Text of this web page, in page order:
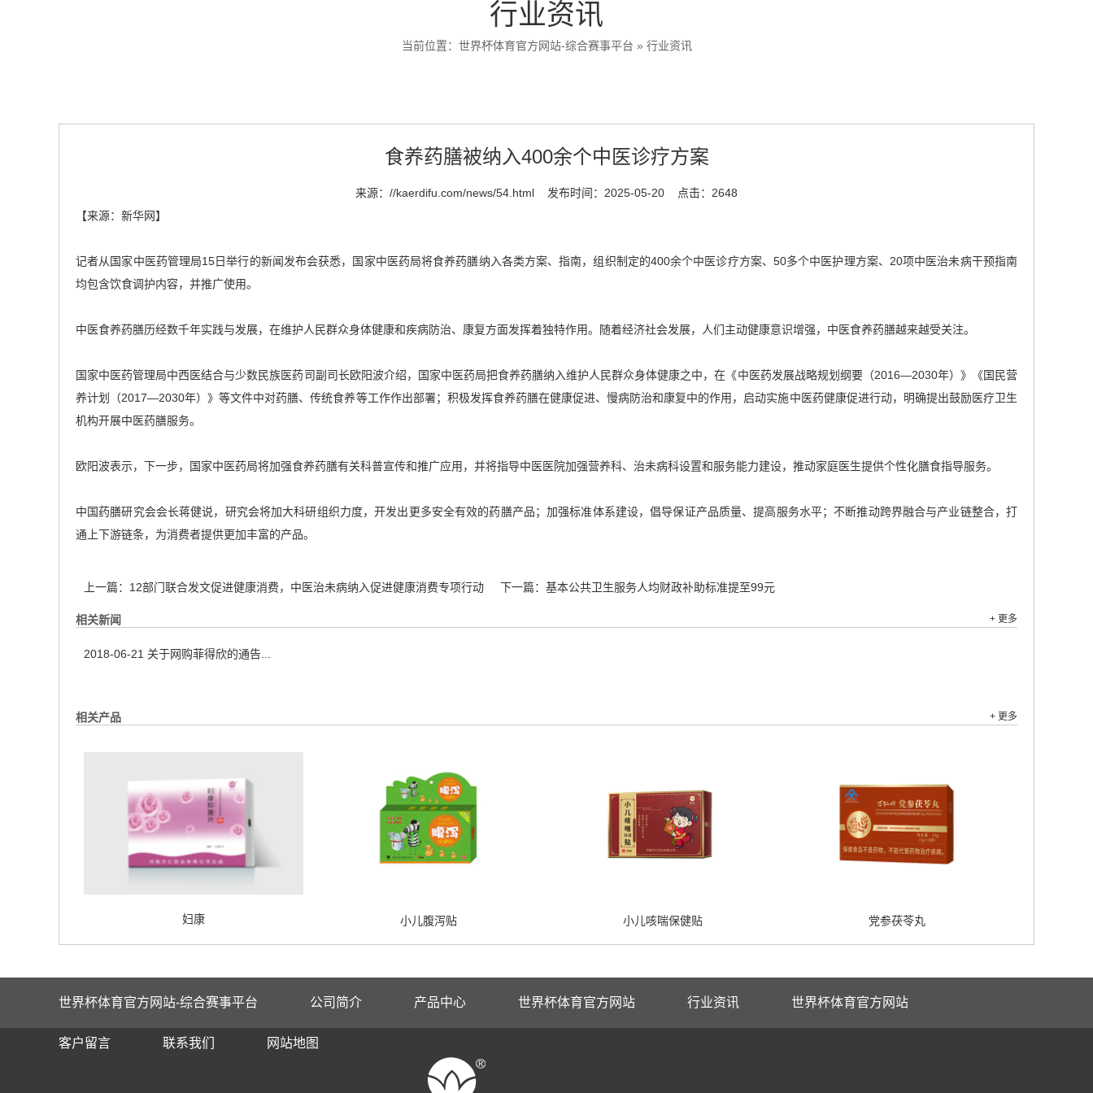
行业资讯
当前位置： 世界杯体育官方网站-综合赛事平台 » 行业资讯
食养药膳被纳入400余个中医诊疗方案
来源： //kaerdifu.com/news/54.html 发布时间：2025-05-20
点击：2648
【来源：新华网】
记者从国家中医药管理局15日举行的新闻发布会获悉，国家中医药局将食养药膳纳入各类方案、指南，组织制定的400余个中医诊疗方案、50多个中医护理方案、20项中医治未病干预指南
均包含饮食调护内容，并推广使用。
中医食养药膳历经数千年实践与发展，在维护人民群众身体健康和疾病防治、康复方面发挥着独特作用。随着经济社会发展，人们主动健康意识增强，中医食养药膳越来越受关注。
国家中医药管理局中西医结合与少数民族医药司副司长欧阳波介绍，国家中医药局把食养药膳纳入维护人民群众身体健康之中，在《中医药发展战略规划纲要（2016—2030年）》《国民营
养计划（2017—2030年）》等文件中对药膳、传统食养等工作作出部署；积极发挥食养药膳在健康促进、慢病防治和康复中的作用，启动实施中医药健康促进行动，明确提出鼓励医疗卫生
机构开展中医药膳服务。
欧阳波表示，下一步，国家中医药局将加强食养药膳有关科普宣传和推广应用，并将指导中医医院加强营养科、治未病科设置和服务能力建设，推动家庭医生提供个性化膳食指导服务。
中国药膳研究会会长蒋健说，研究会将加大科研组织力度，开发出更多安全有效的药膳产品；加强标准体系建设，倡导保证产品质量、提高服务水平；不断推动跨界融合与产业链整合，打
通上下游链条，为消费者提供更加丰富的产品。
上一篇： 12部门联合发文促进健康消费，中医治未病纳入促进健康消费专项行动 下一篇： 基本公共卫生服务人均财政补助标准提至99元
相关新闻 + 更多
2018-06-21 关于网购菲得欣的通告...
相关产品 + 更多
妇康 小儿腹泻贴 小儿咳喘保健贴 党参茯苓丸
世界杯体育官方网站-综合赛事平台 公司简介 产品中心 世界杯体育官方网站 行业资讯 世界杯体育官方网站
客户留言 联系我们 网站地图